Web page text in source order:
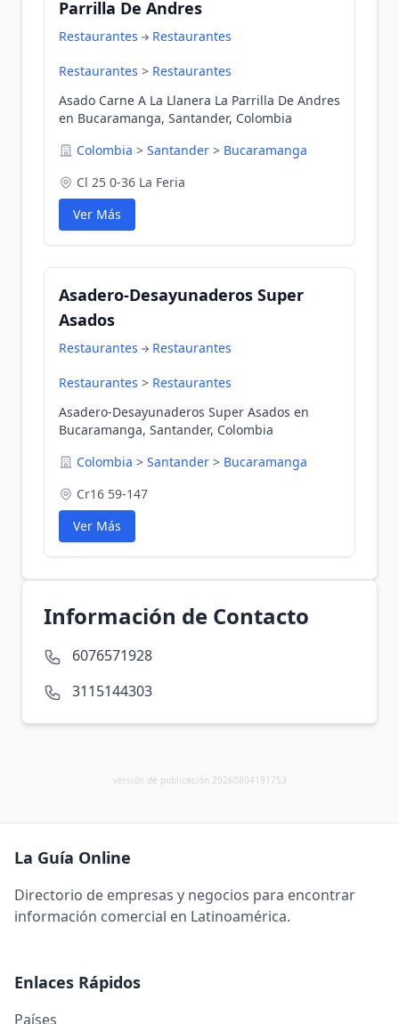
Parrilla De Andres
Restaurantes Restaurantes
Restaurantes > Restaurantes
Asado Carne A La Llanera La Parrilla De Andres
en Bucaramanga, Santander, Colombia
Colombia > Santander > Bucaramanga
Cl 25 0-36 La Feria
Ver Más
Asadero-Desayunaderos Super
Asados
Restaurantes Restaurantes
Restaurantes > Restaurantes
Asadero-Desayunaderos Super Asados en
Bucaramanga, Santander, Colombia
Colombia > Santander > Bucaramanga
Cr16 59-147
Ver Más
Información de Contacto
6076571928
3115144303
versión de publicación 20260804191753
La Guía Online
Directorio de empresas y negocios para encontrar
información comercial en Latinoamérica.
Enlaces Rápidos
Países